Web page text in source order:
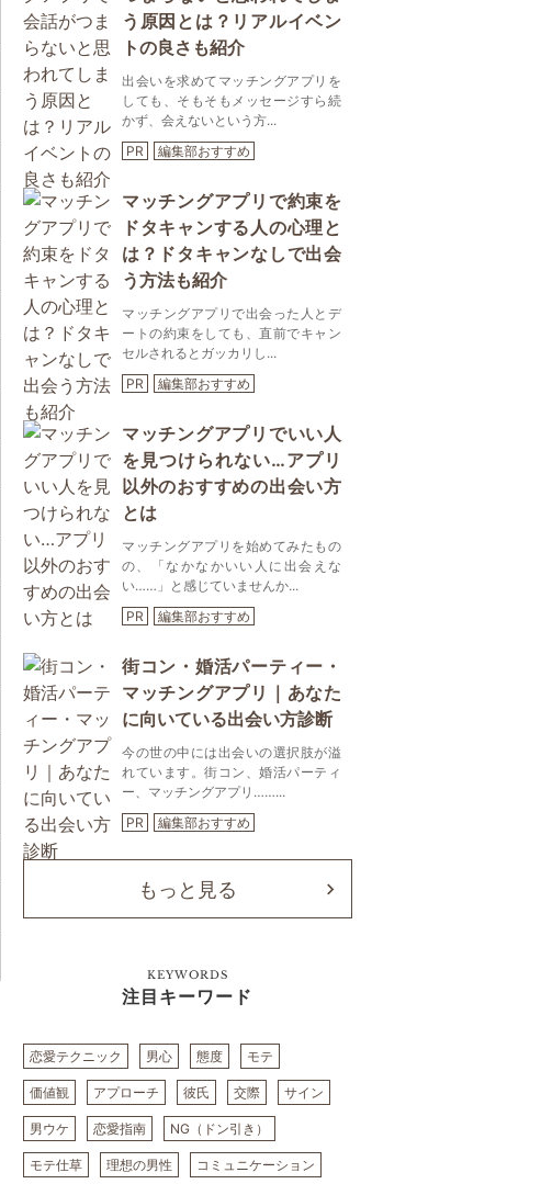
う原因とは？リアルイベン
トの良さも紹介
出会いを求めてマッチングアプリを
しても、そもそもメッセージすら続
かず、会えないという方...
PR
編集部おすすめ
マッチングアプリで約束を
ドタキャンする人の心理と
は？ドタキャンなしで出会
う方法も紹介
マッチングアプリで出会った人とデ
ートの約束をしても、直前でキャン
セルされるとガッカリし...
PR
編集部おすすめ
マッチングアプリでいい人
を見つけられない…アプリ
以外のおすすめの出会い方
とは
マッチングアプリを始めてみたもの
の、「なかなかいい人に出会えな
い……」と感じていませんか...
PR
編集部おすすめ
街コン・婚活パーティー・
マッチングアプリ｜あなた
に向いている出会い方診断
今の世の中には出会いの選択肢が溢
れています。街コン、婚活パーティ
ー、マッチングアプリ……...
PR
編集部おすすめ
もっと見る
KEYWORDS
注目キーワード
恋愛テクニック 男心 態度 モテ
価値観 アプローチ 彼氏 交際 サイン
男ウケ 恋愛指南 NG（ドン引き）
モテ仕草 理想の男性 コミュニケーション